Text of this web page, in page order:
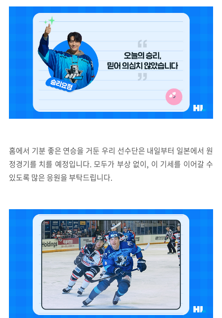
홈에서 기분 좋은 연승을 거둔 우리 선수단은 내일부터 일본에서 원
정경기를 치를 예정입니다. 모두가 부상 없이, 이 기세를 이어갈 수
있도록 많은 응원을 부탁드립니다.